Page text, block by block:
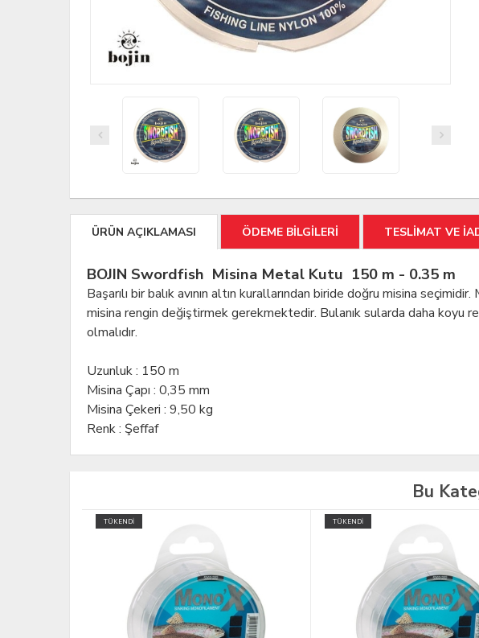
ÜRÜN AÇIKLAMASI ÖDEME BİLGİLERİ TESLİMAT VE
BOJIN Swordfish Misina Metal Kutu 150 m - 0.35 m
Başarılı bir balık avının altın kurallarından biride doğru misina
misina rengin değiştirmek gerekmektedir. Bulanık sularda daha koyu
olmalıdır.
Uzunluk: 150 m
Misina Çapı : 0,35 mm
Misina Çekeri : 9,50 kg
Renk : Şeffaf
Bu
TÜKENDİ